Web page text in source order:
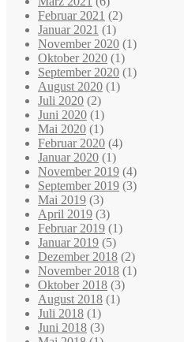
Februar 2021 (2)
Januar 2021 (1)
November 2020 (1)
Oktober 2020 (1)
September 2020 (1)
August 2020 (1)
Juli 2020 (2)
Juni 2020 (1)
Mai 2020 (1)
Februar 2020 (4)
Januar 2020 (1)
November 2019 (4)
September 2019 (3)
Mai 2019 (3)
April 2019 (3)
Februar 2019 (1)
Januar 2019 (5)
Dezember 2018 (2)
November 2018 (1)
Oktober 2018 (3)
August 2018 (1)
Juli 2018 (1)
Juni 2018 (3)